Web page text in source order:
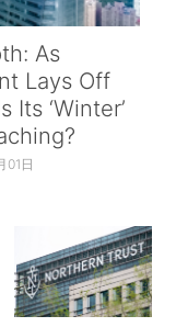
As
Lays Off
Its ‘Winter’
01日